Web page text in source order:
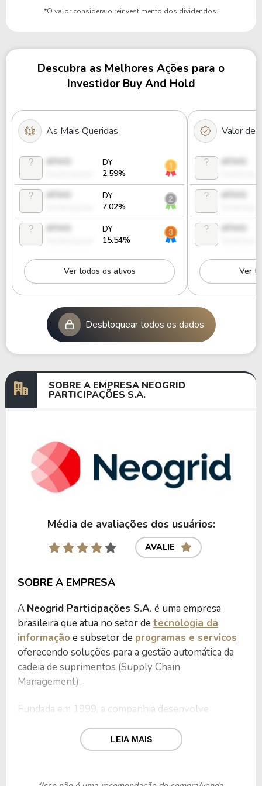
*O valor considera o reinvestimento dos dividendos.
Descubra as Melhores Ações para o
Investidor Buy And Hold
As Mais Queridas
DY
2.59%
DY
7.02%
DY
15.54%
Ver todos os ativos
Valor de
Ver
Desbloquear todos os dados
SOBRE A EMPRESA NEOGRID
PARTICIPAÇÕES S.A.
Média de avaliações dos usuários:
AVALIE
SOBRE A EMPRESA
A Neogrid Participações S.A.é uma empresa
brasileira que atua no setor de tecnologia da
informação e subsetor de programas e servicos
oferecendo soluções para a gestão automática da
cadeia de suprimentos (Supply Chain
Management).
Fundada em 1999, a companhia desenvolve
processos entre indústrias, distribuidores,
operadores logísticos e varejistas, otimizando o
LEIA MAIS